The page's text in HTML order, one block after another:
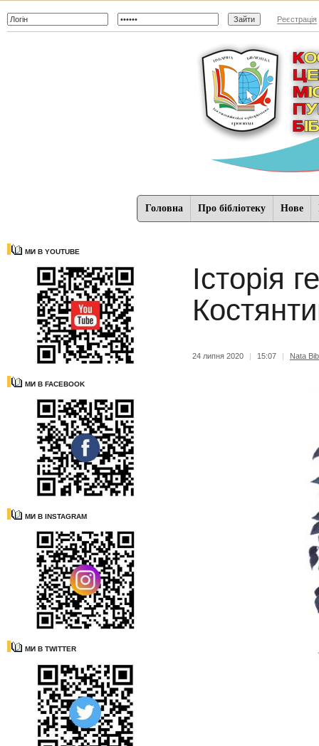
Реєстрація
Головна Про бібліотеку Нове
МИ В YOUTUBE
МИ В FACEBOOK
МИ В INSTAGRAM
МИ В TWITTER
Історія
24 липня 2020 | 15:07 | Nata